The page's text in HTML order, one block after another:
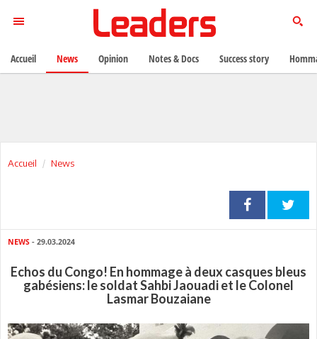
Accueil News
NEWS - 29.03.2024
Echos du Congo! En hommage à deux casques bleus
gabésiens: le soldat Sahbi Jaouadi et le Colonel
Lasmar Bouzaiane
Accueil News Opinion Notes & Docs Success story